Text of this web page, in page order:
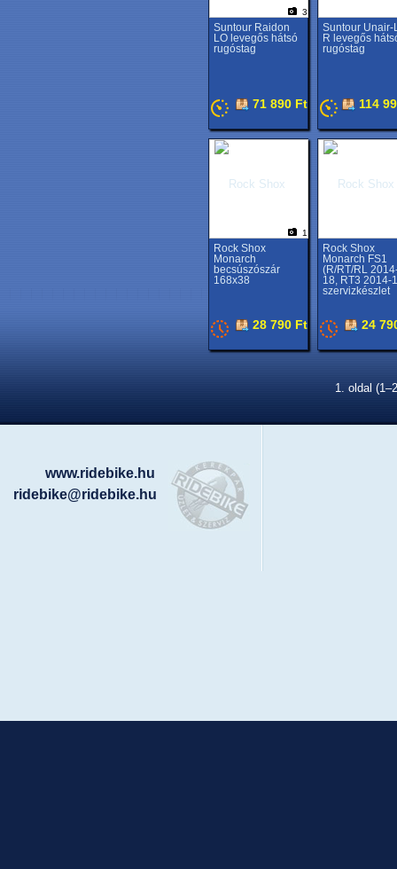
3
Suntour Raidon
LO levegős hátsó
rugóstag
71 890 Ft
Suntour Unair-
R levegős
rugóstag
114
1
Rock Shox
Monarch
becsúszószár
168x38
28 790 Ft
Rock Shox
Monarch FS1
(R/RT/RL
18, RT3 2014-
szervizkészlet
24
1. oldal
www.ridebike.hu
ridebike@ridebike.hu